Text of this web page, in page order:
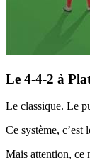
Le 4-4-2 à
Le classique. Le
Ce système,
Mais attention, ce